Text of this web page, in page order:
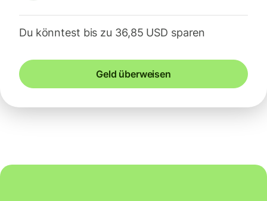
Du könntest bis zu 36,85 USD sparen
Geld überweisen